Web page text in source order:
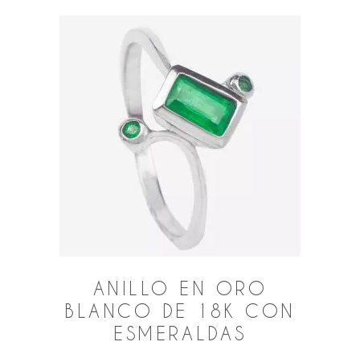
ANILLO EN ORO
BLANCO DE 18K CON
ESMERALDAS